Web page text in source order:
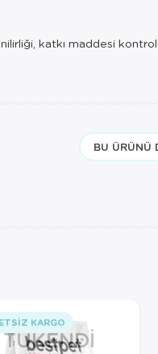
katkı maddesi
BU ÜRÜNÜ
TÜKENDI
KARGO